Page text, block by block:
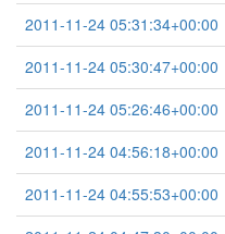
2011-11-24 05:31:34+00:00
2011-11-24 05:30:47+00:00
2011-11-24 05:26:46+00:00
2011-11-24 04:56:18+00:00
2011-11-24 04:55:53+00:00